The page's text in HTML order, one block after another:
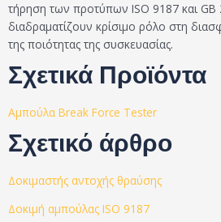
τήρηση των προτύπων ISO 9187 και GB
διαδραματίζουν κρίσιμο ρόλο στη
της ποιότητας της συσκευασίας.
Σχετικά Προϊόντα
Αμπούλα Break Force Tester
Σχετικό άρθρο
Δοκιμαστής αντοχής θραύσης
Δοκιμή αμπούλας ISO 9187